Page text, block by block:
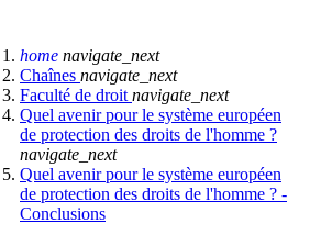
home navigate_next
Chaînes navigate_next
Faculté de droit navigate_next
Quel avenir pour le système européen
de protection des droits de l'homme ?
navigate_next
Quel avenir pour le système européen
de protection des droits de l'homme ? -
Conclusions